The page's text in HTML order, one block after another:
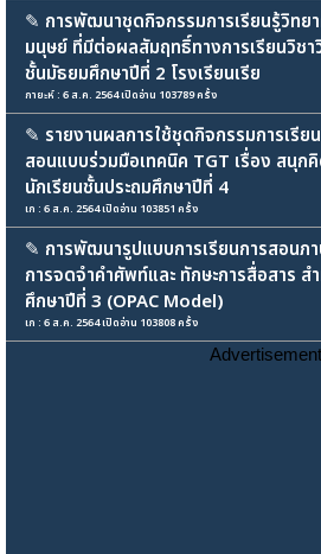
✎ การพัฒนาชุดกิจกรรมการเรียนรู้วิทย
มนุษย์ ที่มีต่อผลสัมฤทธิ์ทางการเรียนวิชา
ชั้นมัธยมศึกษาปีที่ 2 โรงเรียนเรีย
กายะห์ : 6 ส.ค. 2564 เปิดอ่าน 103789 ครั้ง
✎ รายงานผลการใช้ชุดกิจกรรมการเรี
สอนแบบร่วมมือเทคนิค TGT เรื่อง สนุก
นักเรียนชั้นประถมศึกษาปีที่ 4
เก : 6 ส.ค. 2564 เปิดอ่าน 103851 ครั้ง
✎ การพัฒนารูปแบบการเรียนการสอนภ
การจดจำคำศัพท์และ ทักษะการสื่อสาร ส
ศึกษาปีที่ 3 (OPAC Model)
เก : 6 ส.ค. 2564 เปิดอ่าน 103808 ครั้ง
Advertisement